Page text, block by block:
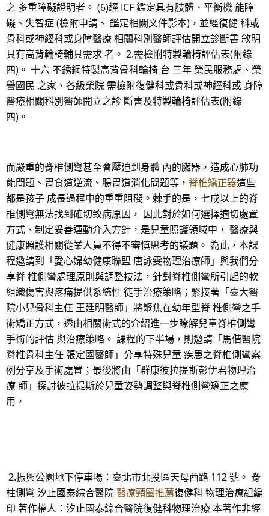
之 多重障礙證明者。 (6)經 ICF 鑑定具有肢體、平衡機 能障
礙、失智症 (檢附申請、 鑑定相關文件影本)，並經復健 科或
骨科或神經科或身障醫療 相關科別醫師評估開立診斷書 敘明
具有高背輪椅輔具需求 者。 2.需檢附特製輪椅評估表(附錄
四)。 十六 不銹鋼特製高背骨科輪椅 台 三年 榮民服務處、榮
譽國民 之家、各級榮院 需檢附復健科或骨科或神經科或 身障
醫療相關科別醫師開立之診 斷書及特製輪椅評估表(附錄
四)。
而嚴重的脊椎側彎甚至會壓迫到身體 內的臟器，造成心肺功
能問題、胃食道逆流、腸胃道消化問題等， 脊椎矯正器這些
都是孩子 成長過程中的重重阻礙。棘手的是，七成以上的脊
椎側彎無法找到確切致病原因， 因此對於如何選擇適切處置
方式、制定妥善運動介入方針，是兒童照護領域中， 醫療與
健康照護相關從業人員不得不審慎思考的議題。 為此，本課
程邀請到「愛心婦幼健康聯盟 唐詠雯物理治療師」與我們分
享脊 椎側彎處理原則與調整技法，針對脊椎側彎所引起的軟
組織傷害與疼痛提供系統性 徒手治療策略；緊接著「臺大醫
院小兒骨科主任 王廷明醫師」將聚焦在幼年型脊 椎側彎之手
術矯正方式，透由相關術式的介紹進一步瞭解兒童脊椎側彎
手術的評估 與治療策略。 課程的下半場，則邀請「馬偕醫院
脊椎骨科主任 張定國醫師」分享特殊兒童 疾患之脊椎側彎案
例分享及手術處置；最後將由「群康彼拉提斯彭伊君物理治
療 師」探討彼拉提斯於兒童姿勢調整與脊椎側彎矯正之應
用，
2.振興公園地下停車場：臺北市北投區天母西路 112 號。 脊
柱側彎 汐止國泰綜合醫院醫療頸圈推薦復健科 物理治療組編
印 著作權人：汐止國泰綜合醫院復健科物理治療 本著作非經